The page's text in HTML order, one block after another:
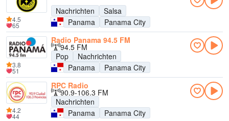
Nachrichten
Salsa
Panama
Panama City
4.5
65
Radio Panama 94.5 FM
94.5 FM
Pop
Nachrichten
Panama
Panama City
3.8
51
RPC Radio
90.9-106.3 FM
Nachrichten
Panama
Panama City
4.2
44